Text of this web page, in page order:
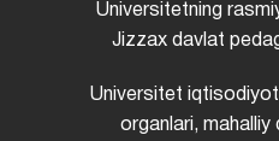
Universitetning
Jizzax davlat
Universitet
organlari, mahalliy